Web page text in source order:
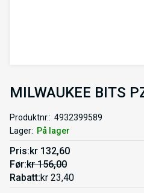
MILWAUKEE BITS
Produktnr.
4932399589
Lager
På lager
Pris kr 132,60
Før kr 156,00
Rabatt kr 23,40